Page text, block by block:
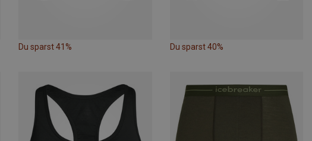
Du sparst 41% Du sparst 40%